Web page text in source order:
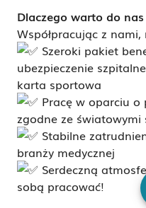
Dlaczego warto do nas
Współpracując z
Szeroki pakiet
ubezpieczenie
karta sportowa
Pracę w oparciu o
zgodne ze
Stabilne
branży medycznej
Serdeczną
sobą pracować!